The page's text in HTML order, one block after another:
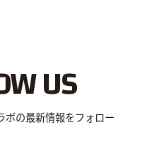
US
ボの最新情報をフォロー